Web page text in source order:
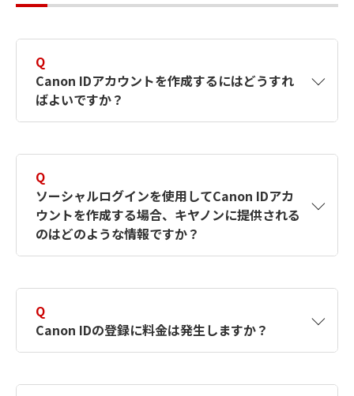
Q
Canon IDアカウントを作成するにはどうすれ
ばよいですか？
す。詳しい作成方法は【カメラ】Canon IDとは
何ですか？Canon IDの作成方法は？をご確認く
ださい。
Q
ソーシャルログインを使用してCanon IDアカ
ウントを作成する場合、キヤノンに提供される
のはどのような情報ですか？
択したサービスから取得します。アカウントを
簡単に作成できるように、この情報を使用して
Canon IDの登録フォームを入力します。
Q
Canon IDの登録に料金は発生しますか？